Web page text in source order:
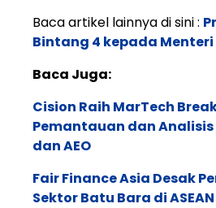
Baca artikel lainnya di sini :
Bintang 4 kepada
Baca Juga:
Cision Raih MarTech
Pemantauan dan Analisis
dan AEO
Fair Finance Asia Desak
Sektor Batu Bara di ASEAN